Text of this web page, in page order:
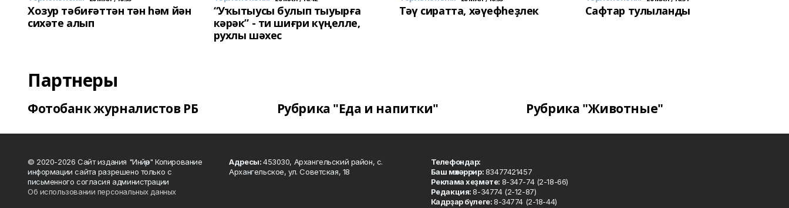
Хозур тәбиғәттән тән һәм йән
сихәте алып
“Уҡытыусы булып тыуырға
кәрәк” - ти шиғри күңелле,
рухлы шәхес
Тәү сиратта, хәүефһеҙлек Сафтар тулыланды
Партнеры
Фотобанк журналистов РБ Рубрика "Еда и напитки" Рубрика "Животные"
© 2020-2026 Сайт издания "Инйәр" Копирование
информации сайта разрешено только с
письменного согласия администрации
Об использовании персональных данных
Адресы:453030, Архангельский район, с.
Архангельское, ул. Советская, 18
Телефондар:
Баш мөхәррир:83477421457
Реклама хеҙмәте: 8-347-74 (2-18-66)
Редакция:8-34774 (2-12-87)
Кадрҙар бүлеге:8-34774 (2-18-44)